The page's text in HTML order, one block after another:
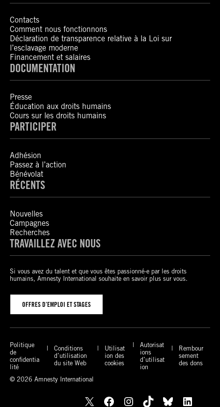
Contacts
Comment nous fonctionnons
Déclaration de transparence relative à la Loi sur
l’esclavage moderne
Financement et salaires
DOCUMENTATION
Presse
Éducation aux droits humains
Cours sur les droits humains
PARTICIPER
Adhésion
Passez à l’action
Bénévolat
RÉCENTS
Nouvelles
Campagnes
Recherches
TRAVAILLEZ AVEC NOUS
Si vous avez du talent et que vous êtes passionné-e par les droits
humains, Amnesty International souhaite en savoir plus sur vous.
OFFRES D’EMPLOI ET STAGES
Politique
de
confidentia
lité
Conditions
d’utilisation
du site Web
Utilisat
ion des
cookies
Autorisat
ions
d’utilisat
ion
Rembour
sement
des dons
© 2026 Amnesty International
X Facebook Instagram TikTok Bluesky LinkedIn